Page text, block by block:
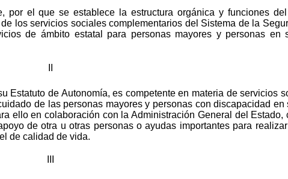
por el que se establece la estructura orgánica y funciones
los servicios sociales complementarios del Sistema de la
de ámbito estatal para personas mayores y personas en
Estatuto de Autonomía, es competente en materia de servicios
de las personas mayores y personas con discapacidad en
ello en colaboración con la Administración General del Estado,
de otra u otras personas o ayudas importantes para
de calidad de vida.